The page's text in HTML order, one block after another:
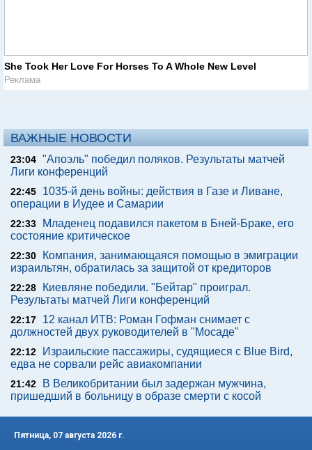
She Took Her Love For Horses To A Whole New Level
Реклама
ВАЖНЫЕ НОВОСТИ
23:04 "Апоэль" победил поляков. Результаты матчей
Лиги конференций
22:45
1035-й день войны: действия в Газе и Ливане,
операции в Иудее и Самарии
22:33
Младенец подавился пакетом в Бней-Браке, его
состояние критическое
22:30
Компания, занимающаяся помощью в эмиграции
израильтян, обратилась за защитой от кредиторов
22:28
Киевляне победили. "Бейтар" проиграл.
Результаты матчей Лиги конференций
22:17
12 канал ИТВ: Роман Гофман снимает с
должностей двух руководителей в "Мосаде"
22:12
Израильские пассажиры, судящиеся с Blue Bird,
едва не сорвали рейс авиакомпании
21:42
В Великобритании был задержан мужчина,
пришедший в больницу в образе смерти с косой
Пятница, 07 августа 2026 г.